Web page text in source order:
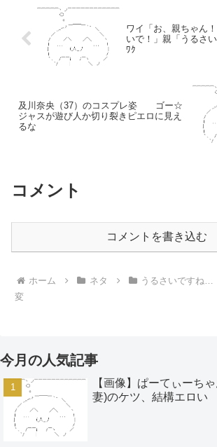
ワイ「お、親ちゃん
いで！」親「うるさ
ﾜｸ
及川奈央（37）のコスプレ姿 ゴー☆
ジャスが遊び人か切り裂きピエロに見え
るな
コメント
コメントを書き込む
ホーム ネタ
うるさいですね
変
今月の人気記事
【画像】ぱーてぃーち
妻)のケツ、結構エロい